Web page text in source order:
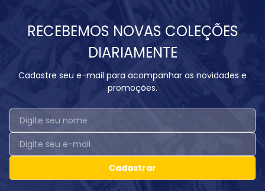
RECEBEMOS NOVAS COLEÇÕES
DIARIAMENTE
Cadastre seu e-mail para acompanhar as novidades e
promoções.
Cadastrar